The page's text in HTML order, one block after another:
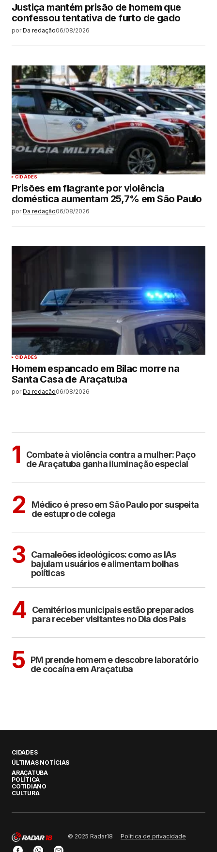
Justiça mantém prisão de homem que
confessou tentativa de furto de gado
por Da redação06/08/2026
CIDADES
Prisões em flagrante por violência
doméstica aumentam 25,7% em São Paulo
por Da redação06/08/2026
CIDADES
Homem espancado em Bilac morre na
Santa Casa de Araçatuba
por Da redação06/08/2026
1
Combate à violência contra a mulher: Paço
de Araçatuba ganha iluminação especial
2
Médico é preso em São Paulo por suspeita
de estupro de colega
3 Camaleões ideológicos: como as IAs
bajulam usuários e alimentam bolhas
políticas
4
Cemitérios municipais estão preparados
para receber visitantes no Dia dos Pais
5 PM prende homem e descobre laboratório
de cocaína em Araçatuba
CIDADES
ÚLTIMAS NOTÍCIAS
ARAÇATUBA
POLÍTICA
COTIDIANO
CULTURA
© 2025 Radar18 Política de privacidade